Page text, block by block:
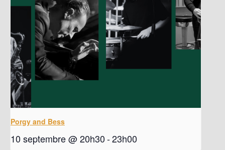
Porgy and Bess
10 septembre @ 20h30-23h00